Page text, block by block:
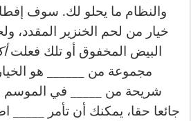
والنظام ما يحلو لك. سوف
خيار من لحم الخنزير المقدد،
البيض
المخفوق أو تلك فعلت
مجموعة من هو الخيار
شريحة من في الموسم
جائعا حقا، يمكنك أن تأمر